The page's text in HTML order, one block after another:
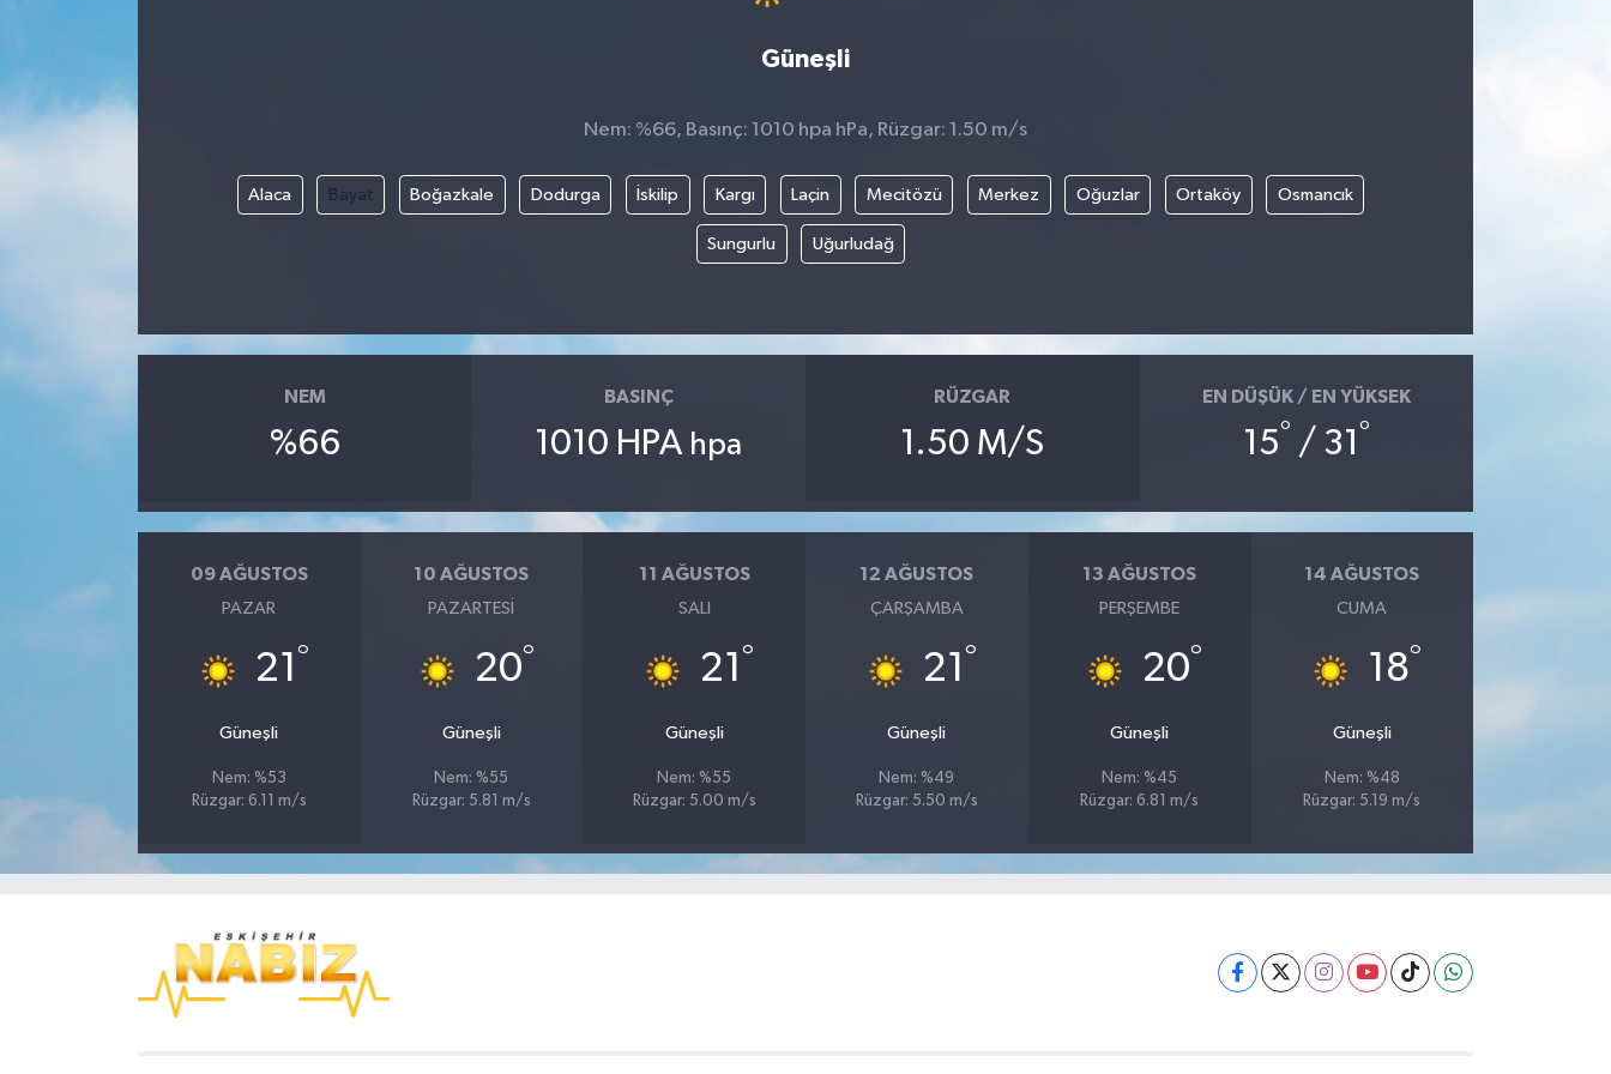
Güneşli
Nem: %66, Basınç: 1010 hpa hPa, Rüzgar: 1.50 m/s
Alaca Bayat Boğazkale Dodurga İskilip Kargı Laçin Mecitözü Merkez Oğuzlar Ortaköy Osmancık
Sungurlu Uğurludağ
NEM
%66
BASINÇ
1010 HPA hpa
RÜZGAR
1.50 M/S
EN DÜŞÜK / EN YÜKSEK
15° / 31°
09 AĞUSTOS
PAZAR
21 °
Güneşli
Nem: %53
Rüzgar: 6.11 m/s
10 AĞUSTOS
PAZARTESI
20°
Güneşli
Nem: %55
Rüzgar: 5.81 m/s
11 AĞUSTOS
SALI
21 °
Güneşli
Nem: %55
Rüzgar: 5.00 m/s
12 AĞUSTOS
ÇARŞAMBA
21 °
Güneşli
Nem: %49
Rüzgar: 5.50 m/s
13 AĞUSTOS
PERŞEMBE
20°
Güneşli
Nem: %45
Rüzgar: 6.81 m/s
14 AĞUSTOS
CUMA
18°
Güneşli
Nem: %48
Rüzgar: 5.19 m/s
Kültür Sanat
Yurttan